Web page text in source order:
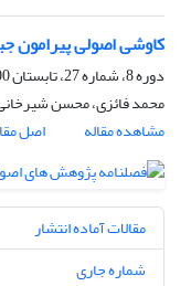
کاوشی اصولی پیرامون
دوره 8، شماره 27، تابستان 1400، صفحه
محمد فائزی، محسن
مشاهده مقاله
اصل
مقالات آماده انتشار
شماره جاری